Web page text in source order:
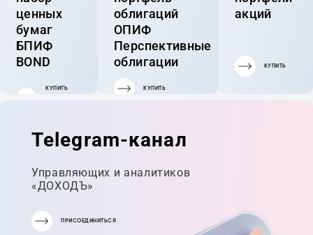
ценных
бумаг
БПИФ
BOND
КУПИТЬ
облигаций
ОПИФ
Перспективные
облигации
КУПИТЬ
акций
КУПИТЬ
Telegram-канал
Управляющих и аналитиков
«ДОХОДЪ»
ПРИСОЕДИНИТЬСЯ